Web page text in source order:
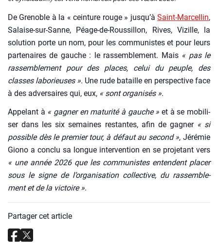
De Gre­noble à la « cein­ture rouge » jus­qu’à Saint-Mar­cel­lin,
Salaise-sur-Sanne, Péage-de-Rous­sillon, Rives, Vizille, la
solu­tion porte un nom, pour les com­mu­nistes et pour leurs
par­te­naires de gauche : le ras­sem­ble­ment. Mais « pas le
ras­sem­ble­ment pour des places, celui du peuple, des
classes labo­rieuses ». Une rude bataille en pers­pec­tive face
à des adver­saires qui, eux, « sont orga­ni­sés ».
Appe­lant à « gagner en matu­ri­té à gauche » et à se mobi­li­
ser dans les six semaines res­tantes, afin de gagner « si
pos­sible dès le pre­mier tour, à défaut au second », Jéré­mie
Gio­no a conclu sa longue inter­ven­tion en se pro­je­tant vers
« une année 2026 que les com­mu­nistes entendent pla­cer
sous le signe de l’organisation col­lec­tive, du ras­sem­ble­
ment et de la vic­toire ».
Partager cet article